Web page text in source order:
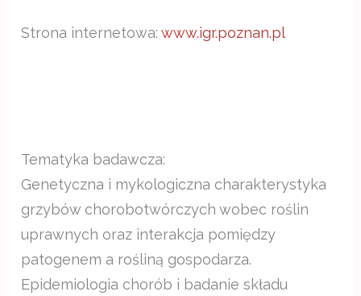
Strona internetowa:www.igr.poznan.pl
Tematyka badawcza:
Genetyczna i mykologiczna charakterystyka
grzybów chorobotwórczych wobec roślin
uprawnych oraz interakcja pomiędzy
patogenem a rośliną gospodarza.
Epidemiologia chorób i badanie składu